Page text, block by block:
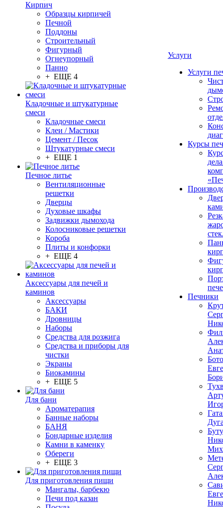
Кирпич
Образцы кирпичей
Печной
Поддоны
Строительный
Фигурный
Огнеупорный
Панно
+ ЕЩЕ 4
Кладочные и штукатурные
смеси
Кладочные смеси
Клеи / Мастики
Цемент / Песок
Штукатурные смеси
+ ЕЩЕ 1
Печное литье
Вентиляционные
решетки
Дверцы
Духовые шкафы
Задвижки дымохода
Колосниковые решетки
Короба
Плиты и конфорки
+ ЕЩЕ 4
Аксессуары для печей и
каминов
Аксессуары
БАКИ
Дровницы
Наборы
Средства для розжига
Средства и приборы для
чистки
Экраны
Биокамины
+ ЕЩЕ 5
Для бани
Ароматерапия
Банные наборы
БАНЯ
Бондарные изделия
Камни в каменку
Обереги
+ ЕЩЕ 3
Для приготовления пищи
Мангалы, барбекю
Печи под казан
Услуги
Услуги
Курсы
Печники